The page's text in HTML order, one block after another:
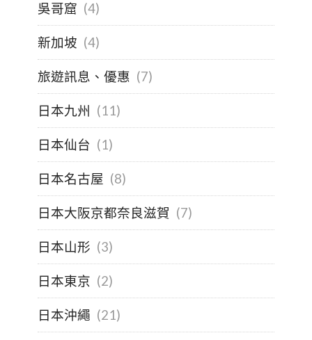
吳哥窟 (4)
新加坡 (4)
旅遊訊息、優惠 (7)
日本九州 (11)
日本仙台 (1)
日本名古屋 (8)
日本大阪京都奈良滋賀 (7)
日本山形 (3)
日本東京 (2)
日本沖繩 (21)